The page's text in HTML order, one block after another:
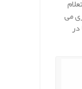
می
در